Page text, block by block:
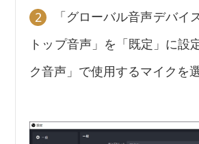
2
「グローバル音声デバイ
トップ音声」を「既定」に設
ク音声」で使用するマイクを